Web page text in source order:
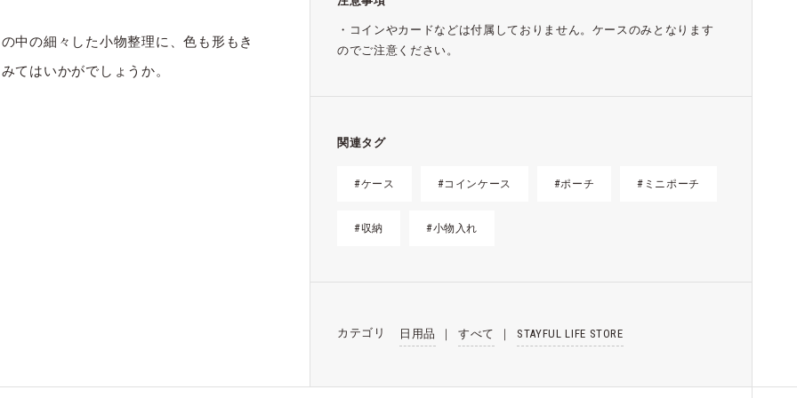
・コインやカードなどは付属しておりません。ケースのみとなります
のでご注意ください。
関連タグ
#ケース #コインケース #ポーチ #ミニポーチ
#収納 #小物入れ
カテゴリ 日用品 ｜ すべて ｜ STAYFUL LIFE STORE
中の細々した小物整理に、色も形もき
てはいかがでしょうか。